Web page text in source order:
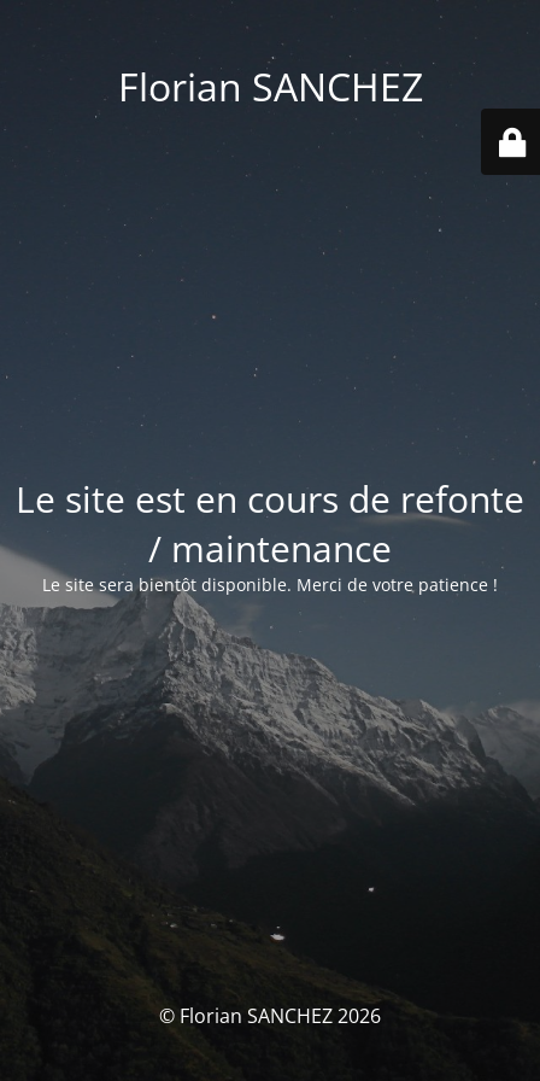
Florian SANCHEZ
Le site est en cours de refonte
/ maintenance
Le site sera bientôt disponible. Merci de votre patience !
© Florian SANCHEZ 2026